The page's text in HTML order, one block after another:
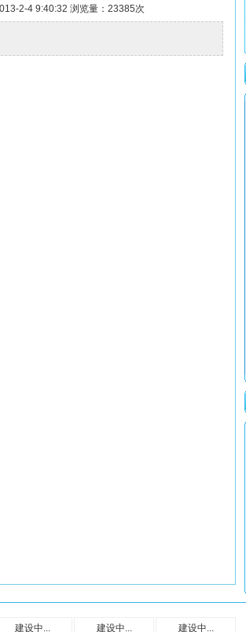
2-4 9:40:32 浏览量：23385次
建设中... 建设中... 建设中...